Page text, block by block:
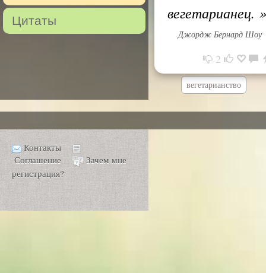
Цитаты
вегетарианец. »
Джордж Бернард Шоу
2
вегетарианство
Контакты
Соглашение
Зачем мне
регистрация?